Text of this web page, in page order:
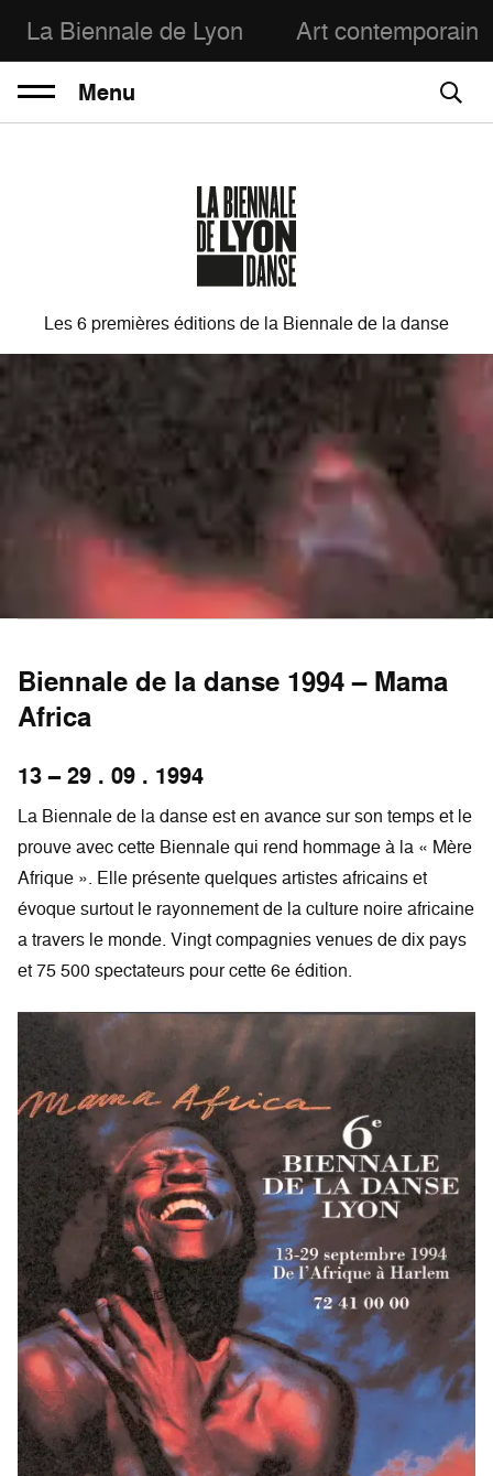
La Biennale de Lyon Art contemporain
Menu
Les 6 premières éditions de la Biennale de la danse
Biennale de la danse 1994 – Mama
Africa
13 – 29 . 09 . 1994
La Biennale de la danse est en avance sur son temps et le
prouve avec cette Biennale qui rend hommage à la « Mère
Afrique ». Elle présente quelques artistes africains et
évoque surtout le rayonnement de la culture noire africaine
a travers le monde. Vingt compagnies venues de dix pays
et 75 500 spectateurs pour cette 6e édition.